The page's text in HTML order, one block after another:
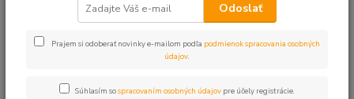
Upresniť parametre
Odoslať
Prajem si odoberať novinky e-mailom podľa podmienok spracovania osobných
údajov.
Súhlasím sospracovaním osobných údajov pre účely registrácie.